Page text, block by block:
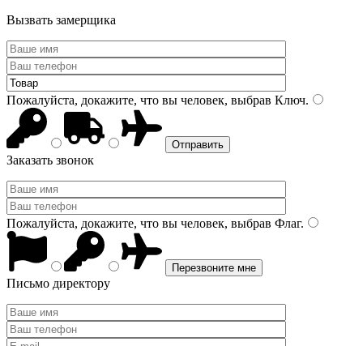
Вызвать замерщика
Пожалуйста, докажите, что вы человек, выбрав Ключ.
Заказать звонок
Пожалуйста, докажите, что вы человек, выбрав Флаг.
Письмо директору